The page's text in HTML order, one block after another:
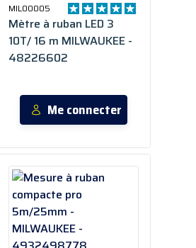
MIL00005
Mètre à ruban LED 3
10T/ 16 m MILWAUKEE -
48226602
Me connecter